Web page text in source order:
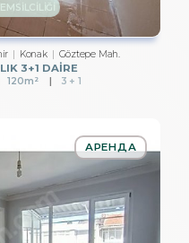
Konak Göztepe Mah.
3+1 DAİRE
120m² 3 + 1
АРЕНДА